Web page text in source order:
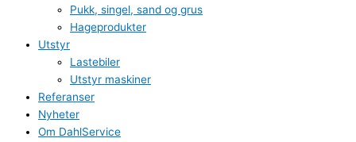
Pukk, singel, sand og grus
Hageprodukter
Utstyr
Lastebiler
Utstyr maskiner
Referanser
Nyheter
Om DahlService